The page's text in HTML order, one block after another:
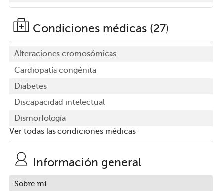
Condiciones médicas (27)
Alteraciones cromosómicas
Cardiopatía congénita
Diabetes
Discapacidad intelectual
Dismorfología
Ver todas las condiciones médicas
Información general
Sobre mí